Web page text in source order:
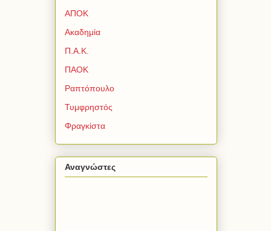
ΑΠΟΚ
Ακαδημία
Π.Α.Κ.
ΠΑΟΚ
Ραπτόπουλο
Τυμφρηστός
Φραγκίστα
Αναγνώστες